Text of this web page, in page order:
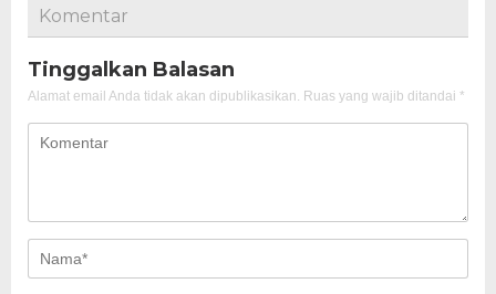
Komentar
Tinggalkan Balasan
Alamat email Anda tidak akan dipublikasikan. Ruas yang wajib ditandai *